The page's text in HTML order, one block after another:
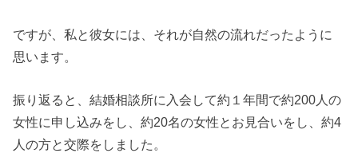
ですが、私と彼女には、それが自然の流れだったように
思います。
振り返ると、結婚相談所に入会して約１年間で約200人の
女性に申し込みをし、約20名の女性とお見合いをし、約4
人の方と交際をしました。